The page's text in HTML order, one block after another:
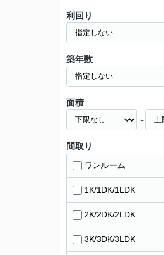
利回り
築年数
面積
～
間取り
ワンルーム
1K/1DK/1LDK
2K/2DK/2LDK
3K/3DK/3LDK